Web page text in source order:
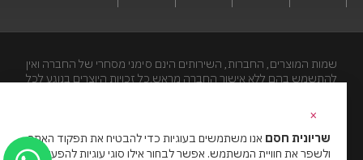
שמות המוצרים, החברות, השירותים הינם סימני מסחרי של החברה ואין
להתשמש בהם ללא אישור החברה מראש.כל זכויות היוצרים בנוגע לכל
×
שריונית חסם אנו משתמשים בעוגיות כדי להבטיח את תפקוד האתר
ולשפר את חוויית המשתמש. אפשר לבחור אילו סוגי עוגיות להפעיל.